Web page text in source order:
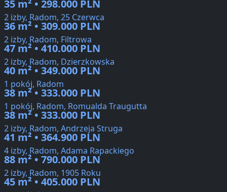
35 m² • 298.000 PLN
2 izby, Radom, 25 Czerwca
36 m² • 309.000 PLN
2 izby, Radom, Filtrowa
47 m² • 410.000 PLN
2 izby, Radom, Dzierzkowska
40 m² • 349.000 PLN
1 pokój, Radom
38 m² • 333.000 PLN
1 pokój, Radom, Romualda Traugutta
38 m² • 333.000 PLN
2 izby, Radom, Andrzeja Struga
41 m² • 364.900 PLN
4 izby, Radom, Adama Rapackiego
88 m² • 790.000 PLN
2 izby, Radom, 1905 Roku
45 m² • 405.000 PLN